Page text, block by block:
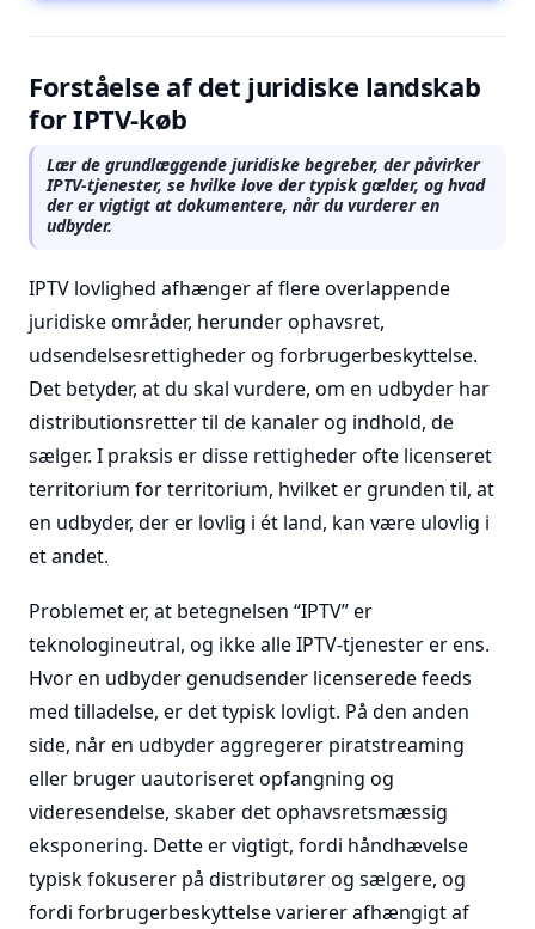
Forståelse af det juridiske landskab
for IPTV-køb
Lær de grundlæggende juridiske begreber, der påvirker
IPTV-tjenester, se hvilke love der typisk gælder, og hvad
der er vigtigt at dokumentere, når du vurderer en
udbyder.
IPTV lovlighed afhænger af flere overlappende
juridiske områder, herunder ophavsret,
udsendelsesrettigheder og forbrugerbeskyttelse.
Det betyder, at du skal vurdere, om en udbyder har
distributionsretter til de kanaler og indhold, de
sælger. I praksis er disse rettigheder ofte licenseret
territorium for territorium, hvilket er grunden til, at
en udbyder, der er lovlig i ét land, kan være ulovlig i
et andet.
Problemet er, at betegnelsen “IPTV” er
teknologineutral, og ikke alle IPTV-tjenester er ens.
Hvor en udbyder genudsender licenserede feeds
med tilladelse, er det typisk lovligt. På den anden
side, når en udbyder aggregerer piratstreaming
eller bruger uautoriseret opfangning og
videresendelse, skaber det ophavsretsmæssig
eksponering. Dette er vigtigt, fordi håndhævelse
typisk fokuserer på distributører og sælgere, og
fordi forbrugerbeskyttelse varierer afhængigt af